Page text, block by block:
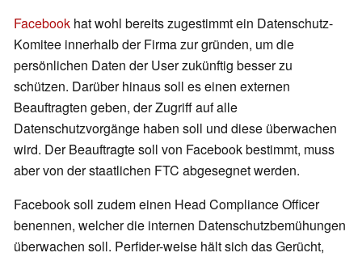
Facebook hat wohl bereits zugestimmt ein Datenschutz-
Komitee innerhalb der Firma zur gründen, um die
persönlichen Daten der User zukünftig besser zu
schützen. Darüber hinaus soll es einen externen
Beauftragten geben, der Zugriff auf alle
Datenschutzvorgänge haben soll und diese überwachen
wird. Der Beauftragte soll von Facebook bestimmt, muss
aber von der staatlichen FTC abgesegnet werden.
Facebook soll zudem einen Head Compliance Officer
benennen, welcher die internen Datenschutzbemühungen
überwachen soll. Perfider-weise hält sich das Gerücht,